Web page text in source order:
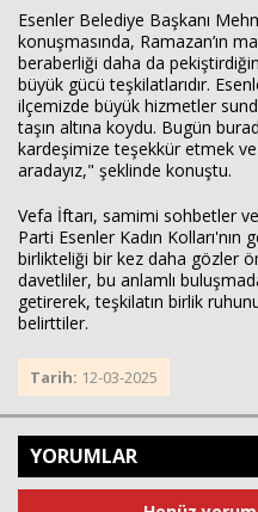
Esenler Belediye Başkanı
konuşmasında, Ramazan’ın
beraberliği daha da
büyük gücü teşkilatlarıdır.
ilçemizde büyük hizmetler
taşın altına koydu. Bugün
kardeşimize teşekkür etmek
aradayız," şeklinde konuştu.
Vefa İftarı, samimi sohbetler
Parti Esenler Kadın
birlikteliği bir kez daha gözler
davetliler, bu anlamlı
getirerek, teşkilatın birlik
belirttiler.
Tarih: 12-03-2025
YORUMLAR